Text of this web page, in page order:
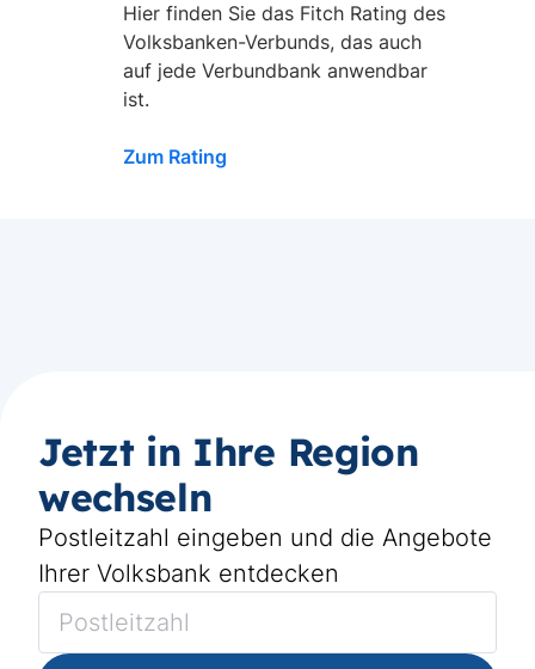
Hier finden Sie das Fitch Rating des
Volksbanken-Verbunds, das auch
auf jede Verbundbank anwendbar
ist.
Zum Rating
Jetzt in Ihre Region
wechseln
Postleitzahl eingeben und die Angebote
Ihrer Volksbank entdecken